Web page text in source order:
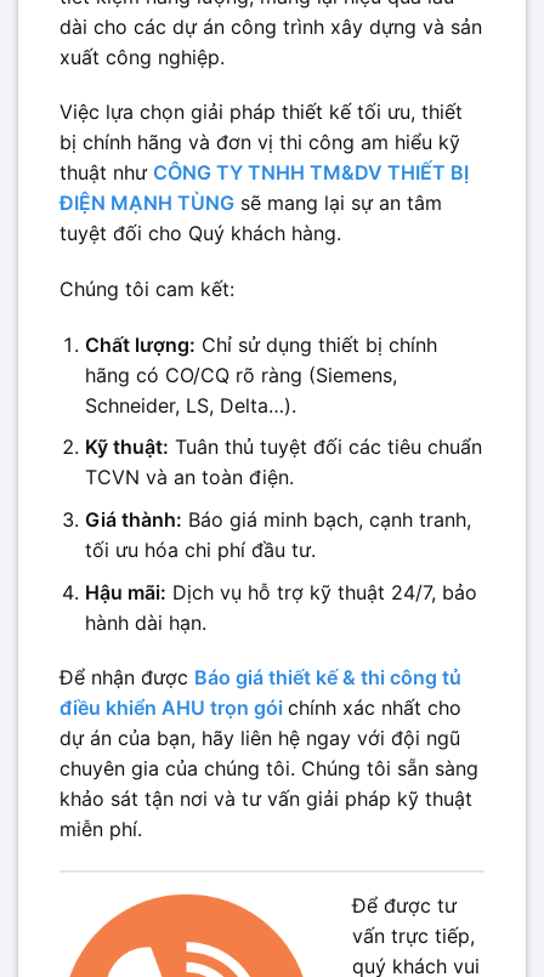
dài cho các dự án công trình xây dựng và sản
xuất công nghiệp.
Việc lựa chọn giải pháp thiết kế tối ưu, thiết
bị chính hãng và đơn vị thi công am hiểu kỹ
thuật như CÔNG TY TNHH TM&DV THIẾT BỊ
ĐIỆN MẠNH TÙNG sẽ mang lại sự an tâm
tuyệt đối cho Quý khách hàng.
Chúng tôi cam kết:
Chất lượng: Chỉ sử dụng thiết bị chính
hãng có CO/CQ rõ ràng (Siemens,
Schneider, LS, Delta…).
Kỹ thuật: Tuân thủ tuyệt đối các tiêu chuẩn
TCVN và an toàn điện.
Giá thành: Báo giá minh bạch, cạnh tranh,
tối ưu hóa chi phí đầu tư.
Hậu mãi: Dịch vụ hỗ trợ kỹ thuật 24/7, bảo
hành dài hạn.
Để nhận được Báo giá thiết kế & thi công tủ
điều khiển AHU trọn gói chính xác nhất cho
dự án của bạn, hãy liên hệ ngay với đội ngũ
chuyên gia của chúng tôi. Chúng tôi sẵn sàng
khảo sát tận nơi và tư vấn giải pháp kỹ thuật
miễn phí.
Để được tư
vấn trực tiếp,
quý khách vui